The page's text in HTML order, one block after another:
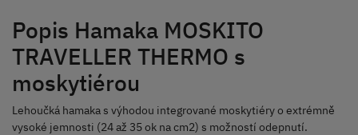
Popis Hamaka MOSKITO
TRAVELLER THERMO s
moskytiérou
Lehoučká hamaka s výhodou integrované moskytiéry o extrémně
vysoké jemnosti (24 až 35 ok na cm2) s možností odepnutí.